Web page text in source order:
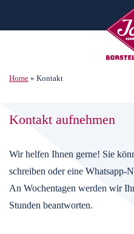
Home » Kontakt
Kontakt aufnehmen
Wir helfen Ihnen gerne! Sie
schreiben oder eine Whatsapp-
An Wochentagen werden wir
Stunden beantworten.